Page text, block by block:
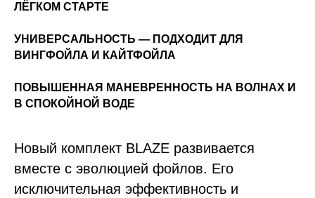
ЛЁГКОМ СТАРТЕ
УНИВЕРСАЛЬНОСТЬ — ПОДХОДИТ ДЛЯ
ВИНГФОЙЛА И КАЙТФОЙЛА
ПОВЫШЕННАЯ МАНЕВРЕННОСТЬ НА ВОЛНАХ И
В СПОКОЙНОЙ ВОДЕ
Новый комплект BLAZE развивается
вместе с эволюцией фойлов. Его
исключительная эффективность и